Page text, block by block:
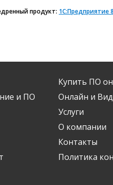
продукт: 1С:Предприятие
и ПО
Купить ПО
Онлайн и
Услуги
О компании
Контакты
Политика